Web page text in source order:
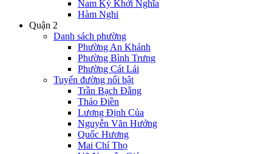
Nam Kỳ Khởi Nghĩa
Hàm Nghi
Quận 2
Danh sách phường
Phường An Khánh
Phường Bình Trưng
Phường Cát Lái
Tuyến đường nổi bật
Trần Bạch Đằng
Thảo Điền
Lương Định Của
Nguyễn Văn Hưởng
Quốc Hương
Mai Chí Thọ